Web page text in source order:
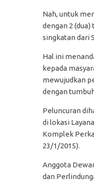
Nah, untuk
dengan 2
singkatan dari
Hal ini
kepada
mewujudkan
dengan
Peluncuran
di lokasi
Komplek
23/1/2015).
Anggota
dan